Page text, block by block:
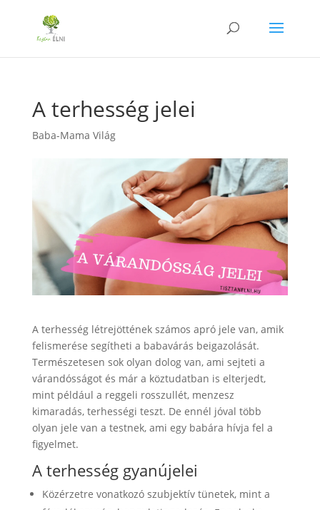
A terhesség jelei
Baba-Mama Világ
A terhesség létrejöttének számos apró jele van, amik
felismerése segítheti a babavárás beigazolását.
Természetesen sok olyan dolog van, ami sejteti a
várandósságot és már a köztudatban is elterjedt,
mint például a reggeli rosszullét, menzesz
kimaradás, terhességi teszt. De ennél jóval több
olyan jele van a testnek, ami egy babára hívja fel a
figyelmet.
A terhesség gyanújelei
Közérzetre vonatkozó szubjektív tünetek, mint a